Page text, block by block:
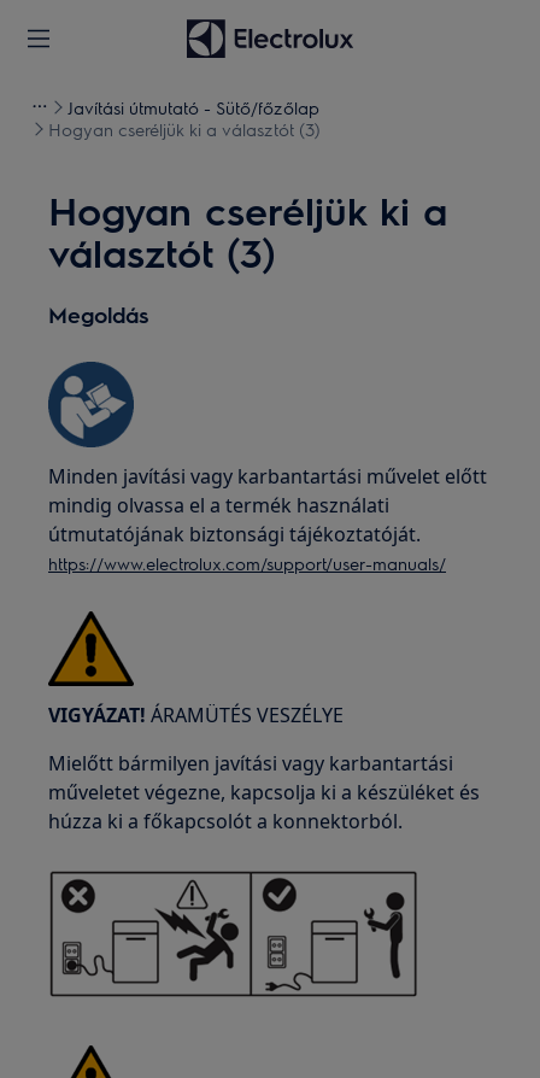
Javítási útmutató - Sütő/főzőlap
Hogyan cseréljük ki a választót (3)
Hogyan cseréljük ki a
választót (3)
Megoldás
Minden javítási vagy karbantartási művelet előtt
mindig olvassa el a termék használati
útmutatójának biztonsági tájékoztatóját.
https://www.electrolux.com/support/user-manuals/
VIGYÁZAT! ÁRAMÜTÉS VESZÉLYE
Mielőtt bármilyen javítási vagy karbantartási
műveletet végezne, kapcsolja ki a készüléket és
húzza ki a főkapcsolót a konnektorból.